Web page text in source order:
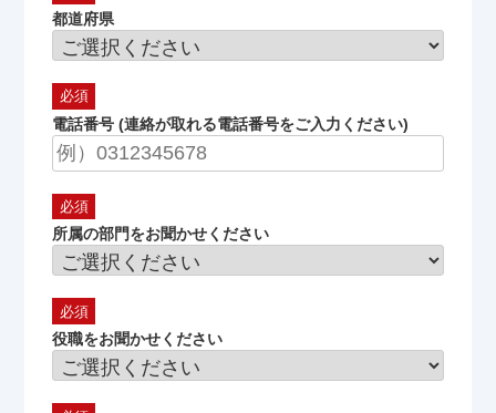
都道府県
電話番号 (連絡が取れる電話番号をご入力ください)
所属の部門をお聞かせください
役職をお聞かせください